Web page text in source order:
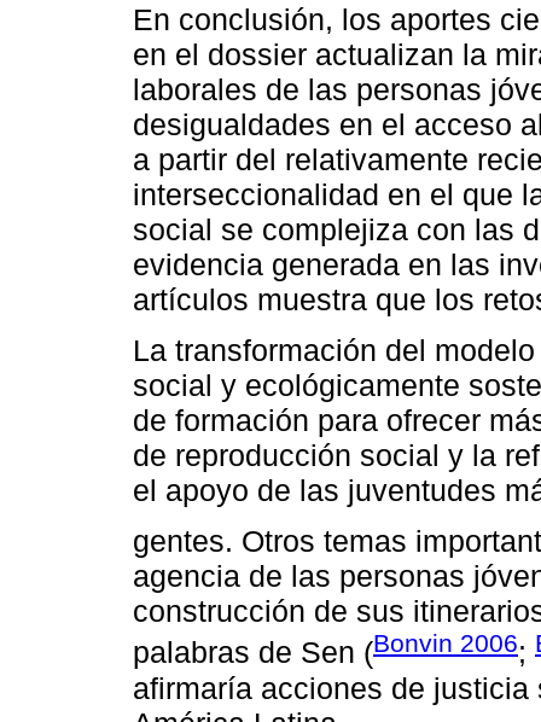
En conclusión, los aportes
en el dossier actualizan la
laborales de las personas
desigualdades en el acceso
a partir del relativamente
interseccionalidad en el que
social se complejiza con las
evidencia generada en las
artículos muestra que los
La transformación del
social y ecológicamente
de formación para ofrecer
de reproducción social y la
el apoyo de las juventudes
gentes. Otros temas
agencia de las personas
construcción de sus
palabras de Sen (Bonvin 2006;
afirmaría acciones de